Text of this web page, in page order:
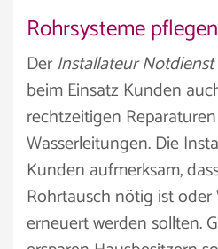
Rohrsysteme pflegen
Der Installateur
beim Einsatz Kunden
rechtzeitigen
Wasserleitungen. Die
Kunden aufmerksam,
Rohrtausch nötig ist oder
erneuert werden sollten.